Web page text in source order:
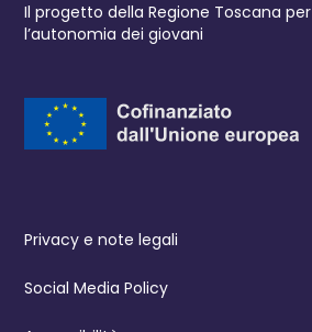
Il progetto della Regione Toscana per
l’autonomia dei giovani
Privacy e note legali
Social Media Policy